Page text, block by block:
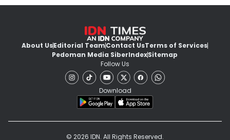
About UsEditorial TeamContact UsTerms of Services
Pedoman Media SiberIndexSitemap
Follow Us
Download
© 2026 IDN. All Rights Reserved.